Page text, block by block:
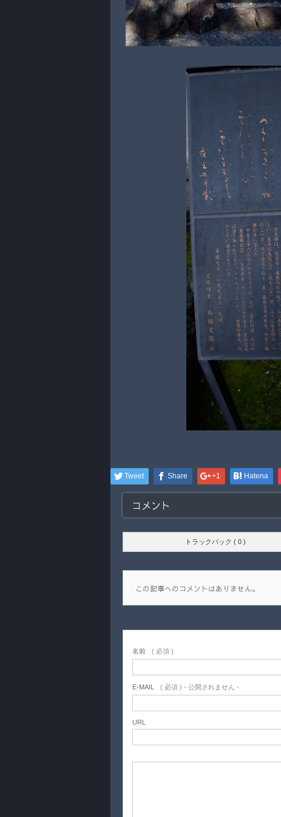
Tweet Share +1 Hatena
コメント
トラックバック ( 0 )
この記事へのコメントはありません。
名前 ( 必須 )
E-MAIL ( 必須 ) - 公開されません -
URL